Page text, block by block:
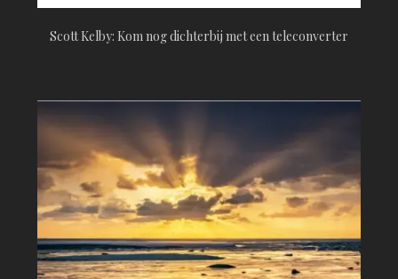
Scott Kelby: Kom nog dichterbij met een teleconverter